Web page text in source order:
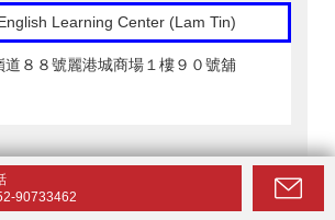
Learning Center (Lam Tin)
道８８號麗港城商場１樓９０號舖
廈附近的機場
90733462